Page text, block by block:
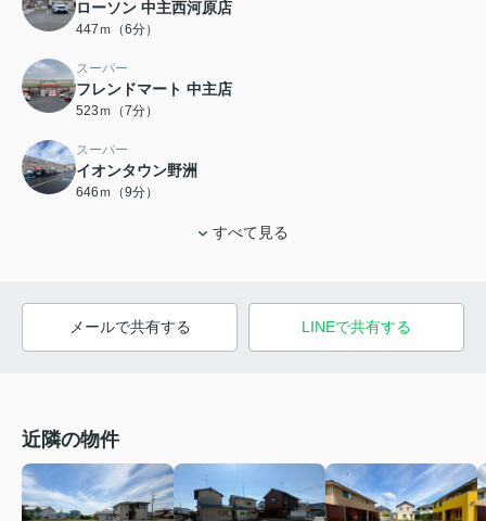
ローソン 中主西河原店
447ｍ（6分）
スーパー
フレンドマート 中主店
523ｍ（7分）
スーパー
イオンタウン野洲
646ｍ（9分）
すべて見る
メールで共有する LINEで共有する
近隣の物件